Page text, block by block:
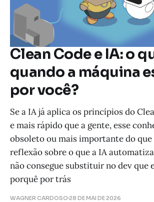
Clean Code e IA: o
quando a máquina
por você?
Se a IA já aplica os princípios do
e mais rápido que a gente, esse
obsoleto ou mais importante do que
reflexão sobre o que a IA
não consegue substituir no dev que
porquê por trás
WAGNER CARDOSO 28 DE MAI DE 2026